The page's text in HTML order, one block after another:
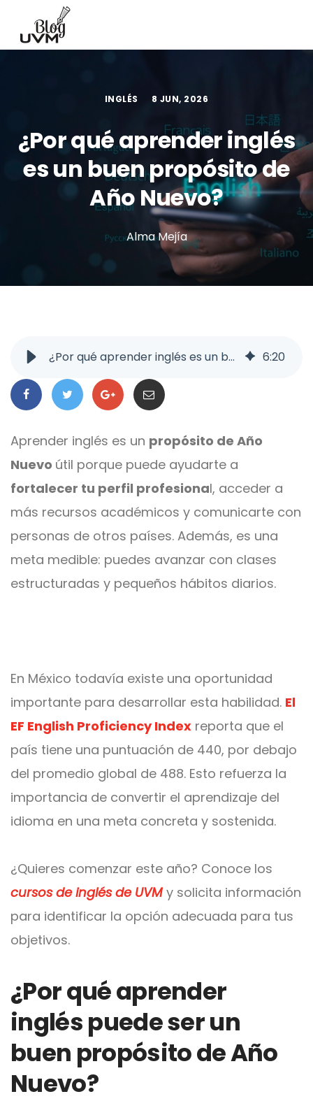
INGLÉS 8 JUN, 2026
¿Por qué aprender inglés
es un buen propósito de
Año Nuevo?
Alma Mejía
¿Por qué aprender inglés es un buen propósito de Año Nuevo? 6:20
Aprender inglés es un propósito de Año
Nuevo útil porque puede ayudarte a
fortalecer tu perfil profesional, acceder a
más recursos académicos y comunicarte con
personas de otros países. Además, es una
meta medible: puedes avanzar con clases
estructuradas y pequeños hábitos diarios.
En México todavía existe una oportunidad
importante para desarrollar esta habilidad. El
EF English Proficiency Index reporta que el
país tiene una puntuación de 440, por debajo
del promedio global de 488. Esto refuerza la
importancia de convertir el aprendizaje del
idioma en una meta concreta y sostenida.
¿Quieres comenzar este año? Conoce los
cursos de inglés de UVM y solicita información
para identificar la opción adecuada para tus
objetivos.
¿Por qué aprender
inglés puede ser un
buen propósito de Año
Nuevo?